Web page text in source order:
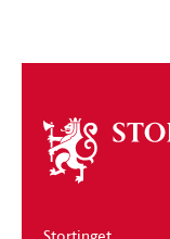
Om
stortinget